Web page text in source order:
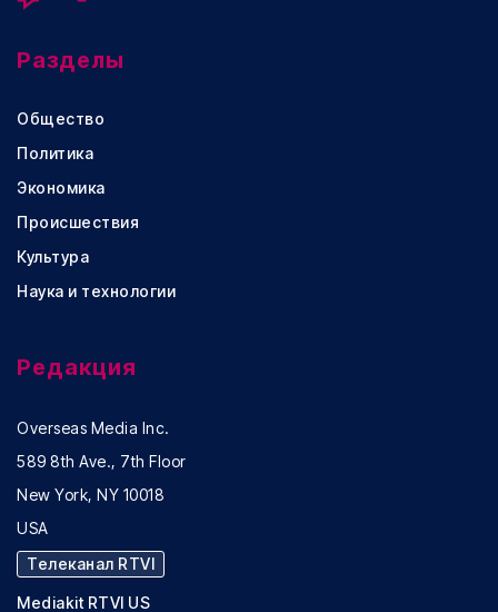
Разделы
Общество
Политика
Экономика
Происшествия
Культура
Наука и технологии
Редакция
Overseas Media Inc.
589 8th Ave., 7th Floor
New York, NY 10018
USA
Телеканал RTVI
Mediakit RTVI US